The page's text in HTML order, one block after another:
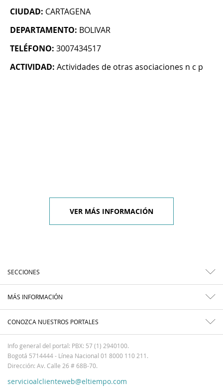
CIUDAD: CARTAGENA
DEPARTAMENTO: BOLIVAR
TELÉFONO: 3007434517
ACTIVIDAD: Actividades de otras asociaciones n c p
VER MÁS INFORMACIÓN
SECCIONES
MÁS INFORMACIÓN
CONOZCA NUESTROS PORTALES
Info general del portal: PBX: 57 (1) 2940100.
Bogotá 5714444 - Línea Nacional 01 8000 110 211.
Dirección: Av. Calle 26 # 68B-70.
servicioalclienteweb@eltiempo.com